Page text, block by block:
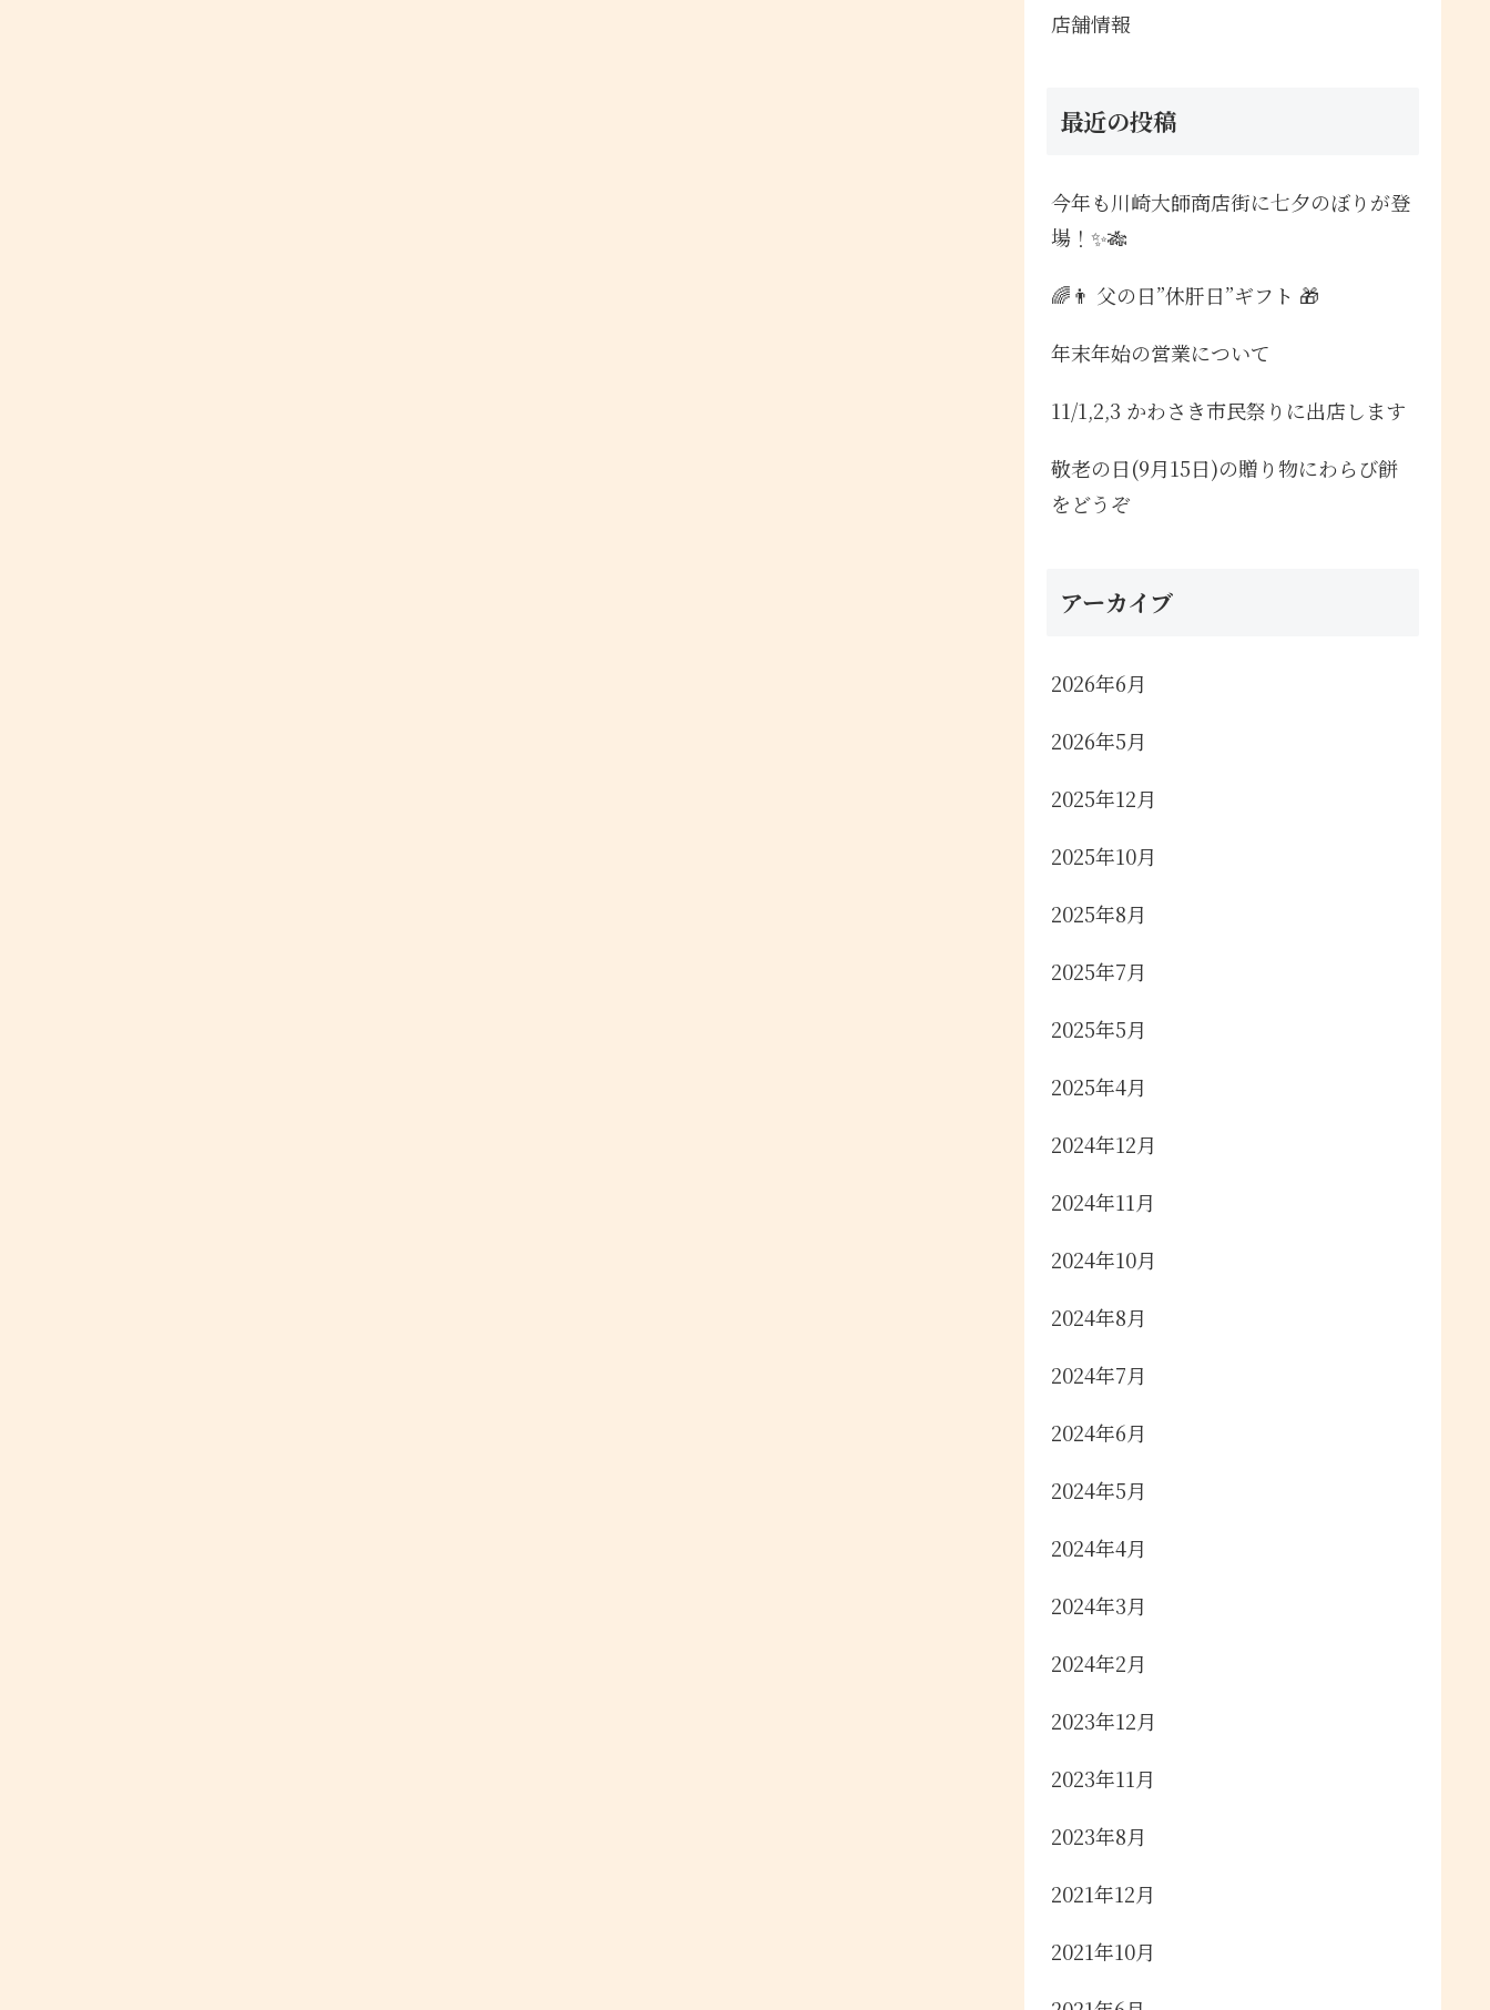
店舗情報
最近の投稿
今年も川崎大師商店街に七夕のぼりが登
場！✨🎋
🌈👨 父の日”休肝日”ギフト 🎁
年末年始の営業について
11/1,2,3 かわさき市民祭りに出店します
敬老の日(9月15日)の贈り物にわらび餅
をどうぞ
アーカイブ
2026年6月
2026年5月
2025年12月
2025年10月
2025年8月
2025年7月
2025年5月
2025年4月
2024年12月
2024年11月
2024年10月
2024年8月
2024年7月
2024年6月
2024年5月
2024年4月
2024年3月
2024年2月
2023年12月
2023年11月
2023年8月
2021年12月
2021年10月